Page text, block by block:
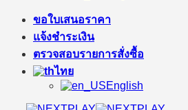
ขอใบเสนอราคา
แจ้งชำระเงิน
ตรวจสอบรายการสั่งซื้อ
ไทย
English